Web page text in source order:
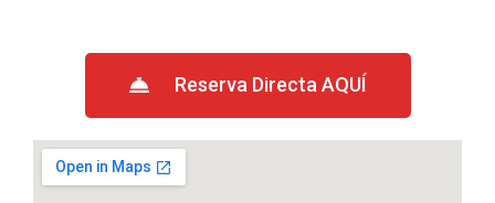
Reserva Directa AQUÍ​